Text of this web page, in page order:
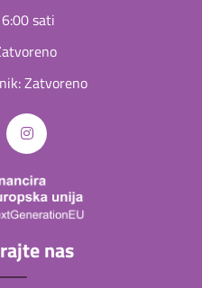
sati
Zatvoreno
nas